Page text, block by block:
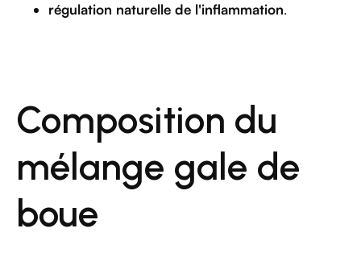
régulation naturelle de l'inflammation.
Composition du
mélange gale de
boue